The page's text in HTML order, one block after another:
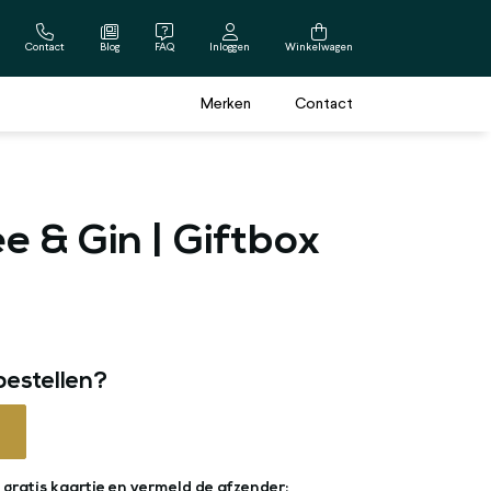
Contact Blog FAQ Inloggen Winkelwagen
Cadeau voor hem
Verjaardagscadeau
Merken Contact
& Gin | Giftbox